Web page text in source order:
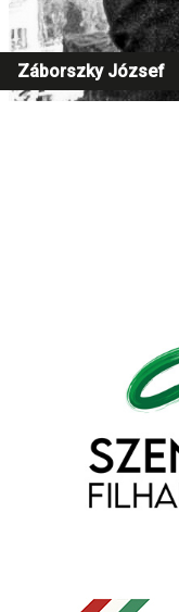
Záborszky József